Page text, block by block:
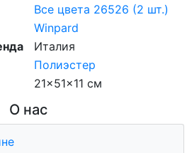
Все цвета 26526 (2 шт.)
Winpard
Италия
Полиэстер
21x51x11 см
О нас